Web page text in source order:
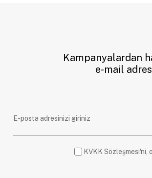
Kampanyalardan
e-mail
KVKK Sözleşmesi'ni,